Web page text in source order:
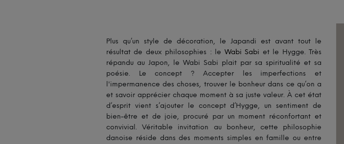
Plus qu’un style de décoration, le Japandi est avant tout le
résultat de deux philosophies : le Wabi Sabi et le Hygge. Très
répandu au Japon, le Wabi Sabi plait par sa spiritualité et sa
poésie. Le concept ? Accepter les imperfections et
l'impermanence des choses, trouver le bonheur dans ce qu’on a
et savoir apprécier chaque moment à sa juste valeur. À cet état
d’esprit vient s’ajouter le concept d’Hygge, un sentiment de
bien-être et de joie, procuré par un moment réconfortant et
convivial. Véritable invitation au bonheur, cette philosophie
danoise réside dans des moments simples en famille ou entre